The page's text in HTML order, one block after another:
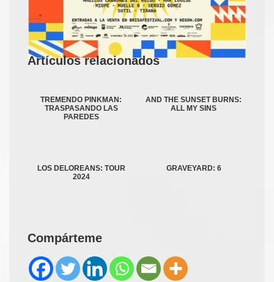
Artículos relacionados
TREMENDO PINKMAN:
TRASPASANDO LAS
PAREDES
AND THE SUNSET BURNS:
ALL MY SINS
LOS DELOREANS: TOUR
2024
GRAVEYARD: 6
Compárteme